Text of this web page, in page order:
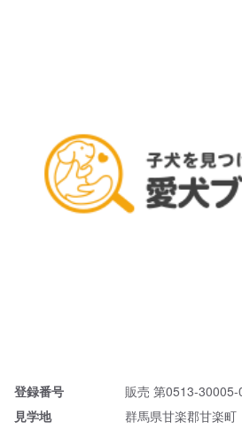
登録番号
販売 第0513-30005-
見学地
群馬県甘楽郡甘楽町